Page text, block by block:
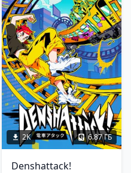
2K 6.87 ГБ
Denshattack!